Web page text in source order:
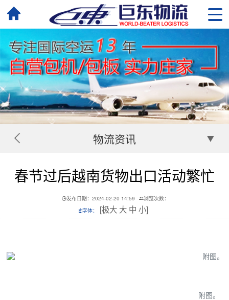
物流资讯
春节过后越南货物出口活动繁忙
发布日期：2024-02-20 14:59
浏览次数：
字体：
[极大 大 中 小]
附图。